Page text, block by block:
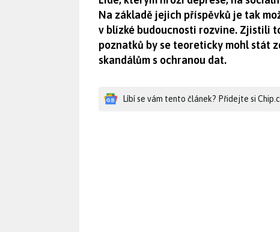
Na základě jejich příspěvků je tak
v blízké budoucnosti rozvine. Zjistili
poznatků by se teoreticky mohl stát
skandálům s ochranou dat.
Líbí se vám tento článek? Přidejte si